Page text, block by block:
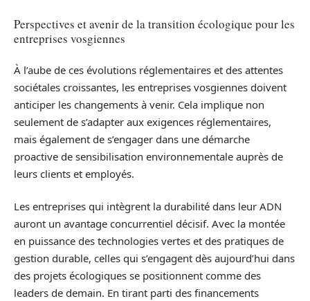
Perspectives et avenir de la transition écologique pour les
entreprises vosgiennes
À l’aube de ces évolutions réglementaires et des attentes
sociétales croissantes, les entreprises vosgiennes doivent
anticiper les changements à venir. Cela implique non
seulement de s’adapter aux exigences réglementaires,
mais également de s’engager dans une démarche
proactive de sensibilisation environnementale auprès de
leurs clients et employés.
Les entreprises qui intègrent la durabilité dans leur ADN
auront un avantage concurrentiel décisif. Avec la montée
en puissance des technologies vertes et des pratiques de
gestion durable, celles qui s’engagent dès aujourd’hui dans
des projets écologiques se positionnent comme des
leaders de demain. En tirant parti des financements